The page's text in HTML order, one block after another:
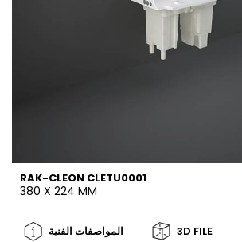
RAK-CLEON CLETU0001
380 X 224 MM
المواصفات الفنية 3D FILE